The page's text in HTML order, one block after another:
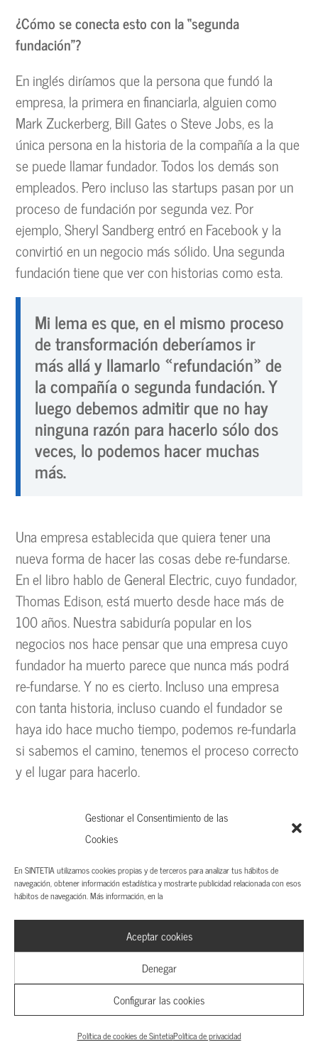
Gestionar el Consentimiento de las
Cookies
En SINTETIA utilizamos cookies propias y de terceros para analizar tus hábitos de
navegación, obtener información estadística y mostrarte publicidad relacionada con esos
hábitos de navegación. Más información, en la
Aceptar cookies
Denegar
Configurar las cookies
Política de cookies de SintetiaPolítica de privacidad
¿Cómo se conecta esto con la “segunda
fundación”?
En inglés diríamos que la persona que fundó la
empresa, la primera en financiarla, alguien como
Mark Zuckerberg, Bill Gates o Steve Jobs, es la
única persona en la historia de la compañía a la que
se puede llamar fundador. Todos los demás son
empleados. Pero incluso las startups pasan por un
proceso de fundación por segunda vez. Por
ejemplo, Sheryl Sandberg entró en Facebook y la
convirtió en un negocio más sólido. Una segunda
fundación tiene que ver con historias como esta.
Mi lema es que, en el mismo proceso
de transformación deberíamos ir
más allá y llamarlo «refundación» de
la compañía o segunda fundación. Y
luego debemos admitir que no hay
ninguna razón para hacerlo sólo dos
veces, lo podemos hacer muchas
más.
Una empresa establecida que quiera tener una
nueva forma de hacer las cosas debe re-fundarse.
En el libro hablo de General Electric, cuyo fundador,
Thomas Edison, está muerto desde hace más de
100 años. Nuestra sabiduría popular en los
negocios nos hace pensar que una empresa cuyo
fundador ha muerto parece que nunca más podrá
re-fundarse. Y no es cierto. Incluso una empresa
con tanta historia, incluso cuando el fundador se
haya ido hace mucho tiempo, podemos re-fundarla
si sabemos el camino, tenemos el proceso correcto
y el lugar para hacerlo.
función perdida, como te gusta decir
Exacto. En cada compañía tenemos las funciones
básicas muy definidas: comercial, marketing,
finanzas, ingeniería, producto, informática, legal,
recursos humanos, lo que sea. Hay un conjunto
bastante consistente y muy común —trabajo con
muchas compañías y el patrón siempre se repite.
Pero lo que no existe es una función llamada
emprendimiento. De ahí que la llame «la función que